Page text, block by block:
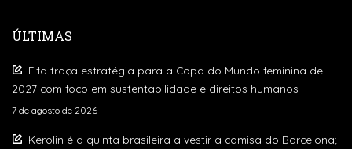
ÚLTIMAS
Fifa traça estratégia para a Copa do Mundo feminina de
2027 com foco em sustentabilidade e direitos humanos
7 de agosto de 2026
Kerolin é a quinta brasileira a vestir a camisa do Barcelona;